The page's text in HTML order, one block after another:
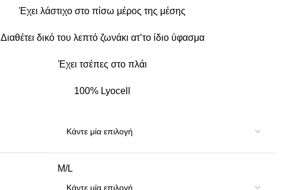
Έχει λάστιχο στο πίσω μέρος της μέσης
Διαθέτει δικό του λεπτό ζωνάκι ατ’το ίδιο ύφασμα
Έχει τσέπες στο πλάι
100% Lyocell
M/L